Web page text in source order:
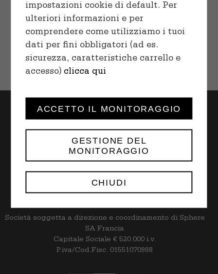
Choco Chip Cookies
$18.00–$32.00
Rapid S.p.A. | Via Trebocche n. 7/Q
Società soggetta a direzione e coordinamento di Sphere
SA Francia
Capitale Sociale € 520.000 i.v.
P.iva/Cod.Fisc. 01551070988
impostazioni cookie di default. Per
ulteriori informazioni e per
comprendere come utilizziamo i tuoi
dati per fini obbligatori (ad es.
sicurezza, caratteristiche carrello e
accesso) clicca qui
CHIUDI
GESTIONE DEL
MONITORAGGIO
ACCETTO IL MONITORAGGIO